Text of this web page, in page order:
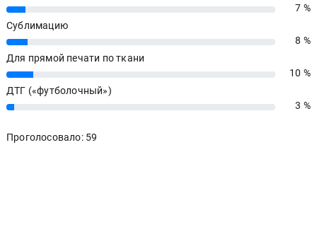
7%
7 %
Сублимацию
8%
8 %
Для прямой печати по ткани
10%
10 %
ДТГ («футболочный»)
3% 3 %
Проголосовало: 59